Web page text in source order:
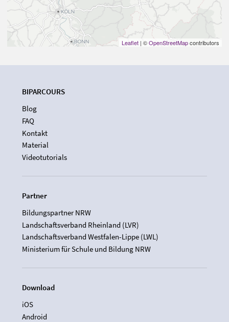
Leaflet | ©OpenStreetMapcontributors
BIPARCOURS
Blog
FAQ
Kontakt
Material
Videotutorials
Partner
Bildungspartner NRW
Landschaftsverband Rheinland (LVR)
Landschaftsverband Westfalen-Lippe (LWL)
Ministerium für Schule und Bildung NRW
Download
iOS
Android